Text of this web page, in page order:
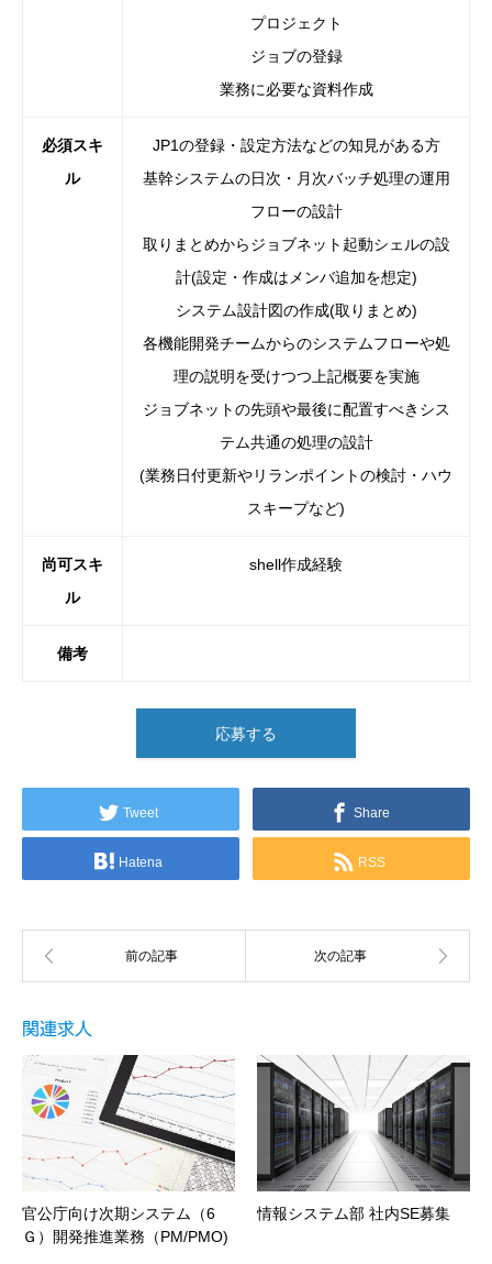
プロジェクト
ジョブの登録
業務に必要な資料作成
必須スキ
ル
JP1の登録・設定方法などの知見がある方
基幹システムの日次・月次バッチ処理の運用
フローの設計
取りまとめからジョブネット起動シェルの設
計(設定・作成はメンバ追加を想定)
システム設計図の作成(取りまとめ)
各機能開発チームからのシステムフローや処
理の説明を受けつつ上記概要を実施
ジョブネットの先頭や最後に配置すべきシス
テム共通の処理の設計
(業務日付更新やリランポイントの検討・ハウ
スキープなど)
尚可スキ
ル
shell作成経験
備考
応募する
Tweet Share
Hatena RSS
関連求人
官公庁向け次期システム（6
Ｇ）開発推進業務（PM/PMO)
情報システム部 社内SE募集